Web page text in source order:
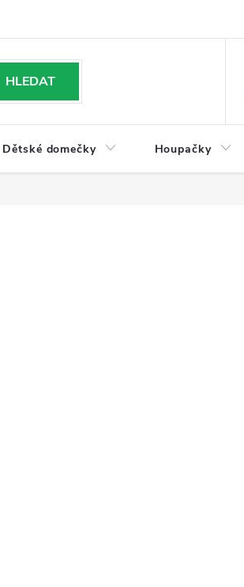
HLEDAT
Dětské domečky Houpačky